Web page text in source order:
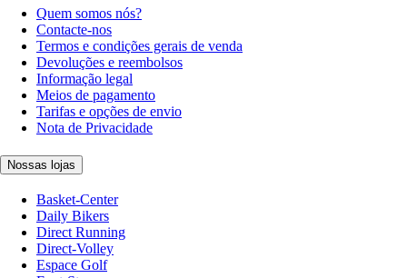
Quem somos nós?
Contacte-nos
Termos e condições gerais de venda
Devoluções e reembolsos
Informação legal
Meios de pagamento
Tarifas e opções de envio
Nota de Privacidade
Nossas lojas
Basket-Center
Daily Bikers
Direct Running
Direct-Volley
Espace Golf